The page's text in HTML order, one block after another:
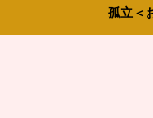
孤立＜